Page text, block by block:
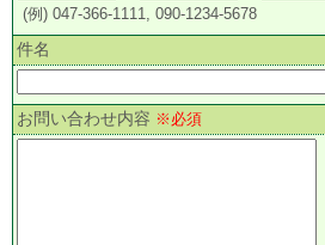
(例) 047-366-1111, 090-1234-5678
件名
お問い合わせ内容 ※必須